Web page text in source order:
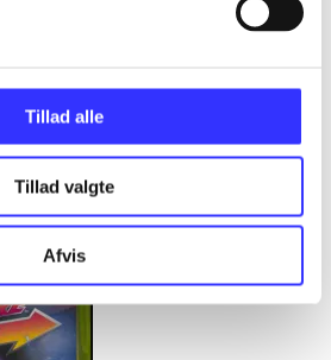
Tillad alle
Tillad valgte
Afvis